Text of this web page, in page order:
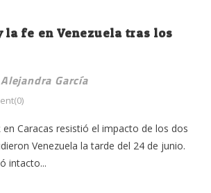
la fe en Venezuela tras los
Alejandra García
en Caracas resistió el impacto de los dos
Venezuela la tarde del 24 de junio.
intacto...